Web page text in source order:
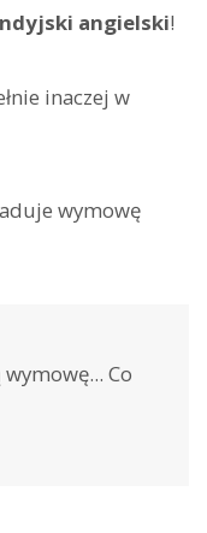
angielski!
inaczej w
wymowę
Co